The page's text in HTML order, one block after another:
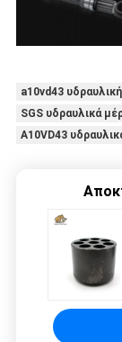
a10vd43
SGS υδραυλικά
A10VD43